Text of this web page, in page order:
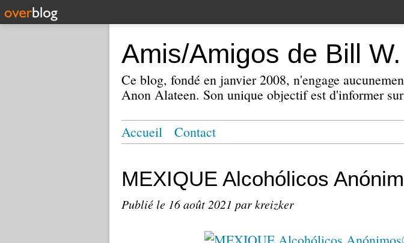
Amis/Amigos de Bill
Ce blog, fondé en janvier 2008, n'engage
Anon Alateen. Son unique objectif est d'informer
Accueil Contact
MEXIQUE Alcohólicos
Publié le 16 août 2021 par kreizker